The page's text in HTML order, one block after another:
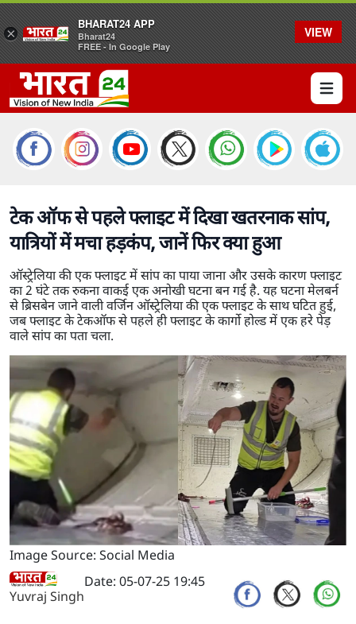
Open
टेक ऑफ से पहले फ्लाइट में दिखा खतरनाक सांप,
यात्रियों में मचा हड़कंप, जानें फिर क्या हुआ
ऑस्ट्रेलिया की एक फ्लाइट में सांप का पाया जाना और उसके कारण फ्लाइट
का 2 घंटे तक रुकना वाकई एक अनोखी घटना बन गई है. यह घटना मेलबर्न
से ब्रिसबेन जाने वाली वर्जिन ऑस्ट्रेलिया की एक फ्लाइट के साथ घटित हुई,
जब फ्लाइट के टेकऑफ से पहले ही फ्लाइट के कार्गो होल्ड में एक हरे पेड़
वाले सांप का पता चला.
Image Source: Social Media
Yuvraj Singh
Date: 05-07-25 19:45
×
BHARAT24 APP
Bharat24
FREE - In Google Play
VIEW